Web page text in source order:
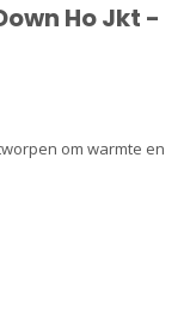
Ho Jkt -
om warmte en